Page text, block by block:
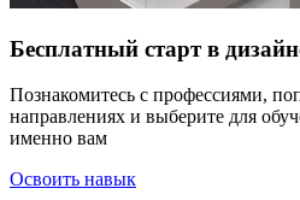
Бесплатный старт в
Познакомитесь с профессиями,
направлениях и выберите для
именно вам
Освоить навык